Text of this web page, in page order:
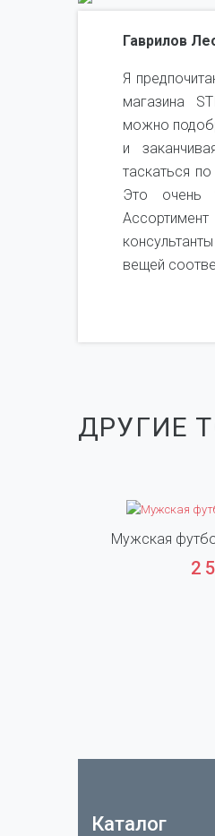
Гаврилов
Я
магазина
можно
и
таскаться
Это очень
вещей
ДРУГИЕ
Мужская
2
Каталог